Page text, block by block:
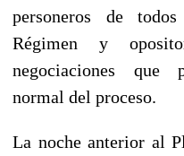
personeros de
Régimen y
negociaciones que
normal del proceso.
La noche anterior al